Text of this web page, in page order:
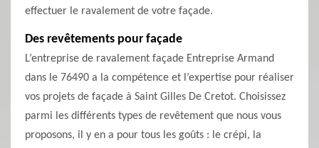
effectuer le ravalement de votre façade.
Des revêtements pour façade
L’entreprise de ravalement façade Entreprise Armand
dans le 76490 a la compétence et l’expertise pour réaliser
vos projets de façade à Saint Gilles De Cretot. Choisissez
parmi les différents types de revêtement que nous vous
proposons, il y en a pour tous les goûts : le crépi, la